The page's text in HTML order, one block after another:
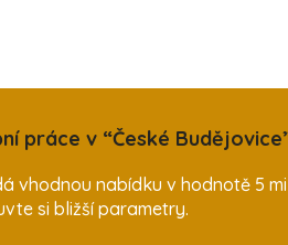
práce v “České
vhodnou nabídku v hodnotě 5
si bližší parametry.